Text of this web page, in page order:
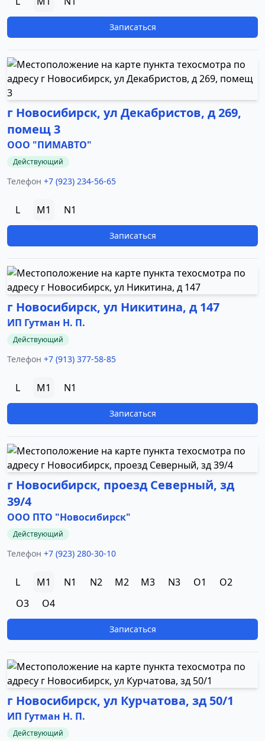
Записаться
г Новосибирск, ул Декабристов, д 269,
помещ 3
ООО "ПИМАВТО"
Действующий
Телефон +7 (923) 234-56-65
L M1 N1
Записаться
г Новосибирск, ул Никитина, д 147
ИП Гутман Н. П.
Действующий
Телефон +7 (913) 377-58-85
L M1 N1
Записаться
г Новосибирск, проезд Северный, зд
39/4
ООО ПТО "Новосибирск"
Действующий
Телефон +7 (923) 280-30-10
L M1 N1 N2 M2 M3 N3 O1
O2
O3
O4
Записаться
г Новосибирск, ул Курчатова, зд 50/1
ИП Гутман Н. П.
Действующий